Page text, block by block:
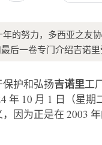
年的努力，多西亚之友
后一卷专门介绍吉诺里
护和弘扬吉诺里工
年 10 月 1 日（星期
因为正是在 2003